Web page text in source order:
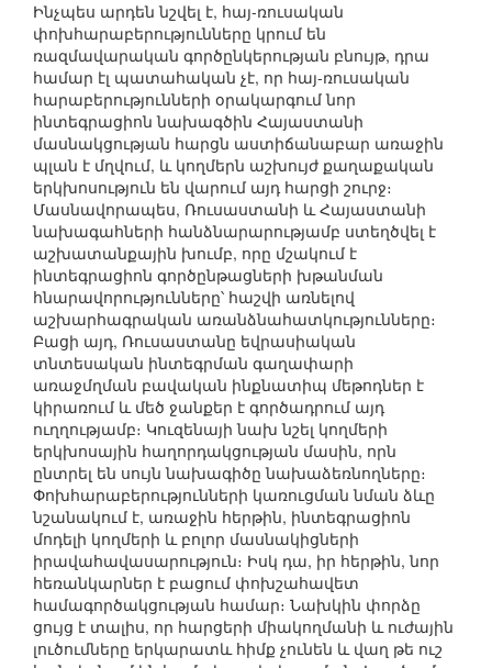
Ինչպես արդեն նշվել է, հայ-ռուսական
փոխհարաբերությունները կրում են
ռազմավարական գործընկերության բնույթ, դրա
համար էլ պատահական չէ, որ հայ-ռուսական
հարաբերությունների օրակարգում նոր
ինտեգրացիոն նախագծին Հայաստանի
մասնակցության հարցն աստիճանաբար առաջին
պլան է մղվում, և կողմերն աշխույժ քաղաքական
երկխոսություն են վարում այդ հարցի շուրջ։
Մասնավորապես, Ռուսաստանի և Հայաստանի
նախագահների հանձնարարությամբ ստեղծվել է
աշխատանքային խումբ, որը մշակում է
ինտեգրացիոն գործընթացների խթանման
հնարավորությունները՝ հաշվի առնելով
աշխարհագրական առանձնահատկությունները։
Բացի այդ, Ռուսաստանը եվրասիական
տնտեսական ինտեգրման գաղափարի
առաջմղման բավական ինքնատիպ մեթոդներ է
կիրառում և մեծ ջանքեր է գործադրում այդ
ուղղությամբ։ Կուզենայի նախ նշել կողմերի
երկխոսային հաղորդակցության մասին, որն
ընտրել են սույն նախագիծը նախաձեռնողները։
Փոխհարաբերությունների կառուցման նման ձևը
նշանակում է, առաջին հերթին, ինտեգրացիոն
մոդելի կողմերի և բոլոր մասնակիցների
իրավահավասարություն։ Իսկ դա, իր հերթին, նոր
հեռանկարներ է բացում փոխշահավետ
համագործակցության համար։ Նախկին փորձը
ցույց է տալիս, որ հարցերի միակողմանի և ուժային
լուծումները երկարատև հիմք չունեն և վաղ թե ուշ